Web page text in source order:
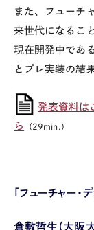
また、フューチ
来世代になるこ
現在開発中であ
とプレ実装の結
発表資料は
ら
（29min.）
「フューチャー
倉敷哲生（大阪